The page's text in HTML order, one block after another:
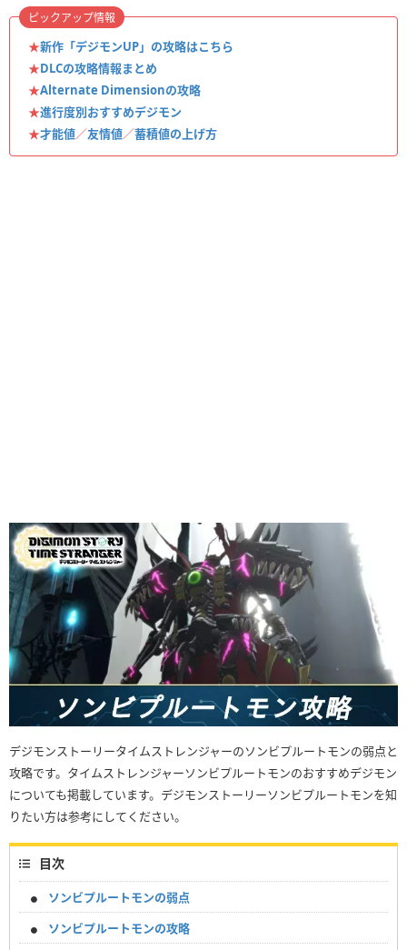
★新作「デジモンUP」の攻略はこちら
★DLCの攻略情報まとめ
★Alternate Dimensionの攻略
★進行度別おすすめデジモン
★才能値／友情値／蓄積値の上げ方
ピックアップ情報
デジモンストーリータイムストレンジャーのソンビプルートモンの弱点と
攻略です。タイムストレンジャーソンビプルートモンのおすすめデジモン
についても掲載しています。デジモンストーリーソンビプルートモンを知
りたい方は参考にしてください。
目次
ソンビプルートモンの弱点
ソンビプルートモンの攻略